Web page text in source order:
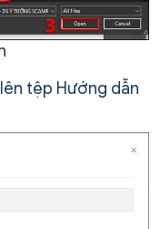
tệp Hướng dẫn